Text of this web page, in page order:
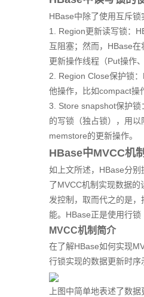
HBase中除了使用互斥
1. Region更新读写锁：
互阻塞；然而，HBase
更新操作线程（Put操作
2. Region Close保护锁
他操作，比如compact操
3. Store snapshot保护锁
的写锁（独占锁），用
memstore的更新操作。
HBase中MVCC机
如上文所述，HBase分
了MVCC机制实现数据
发控制，取而代之的是
能。HBase正是使用行锁
MVCC机制简介
在了解HBase如何实现
行锁实现的数据更新时序
上图中简单地表述了数